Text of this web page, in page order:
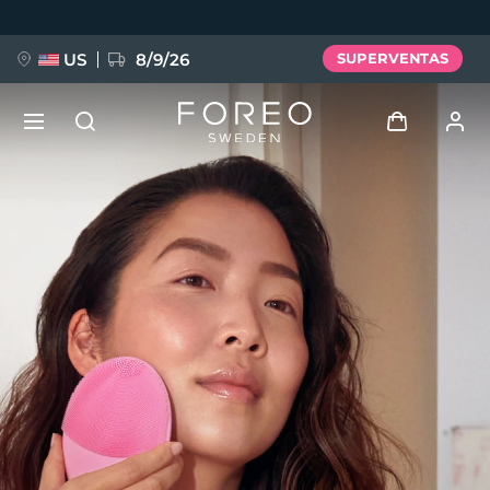
US 8/9/26 SUPERVENTAS
Perfil de usuario
Mis dispositivos
Mis pedidos
Mis direcciones
Mis suscripciones
NUEVO
FAQ™ Pure Beauty-Tech Elixir
BREAKING NEWS
issa™ Teeth Whitening Set
Idioma
English Deutsch
Español
Français
Italiano
Português
Polski
Svenska
Русский
Türkçe
简体中文 繁體中文